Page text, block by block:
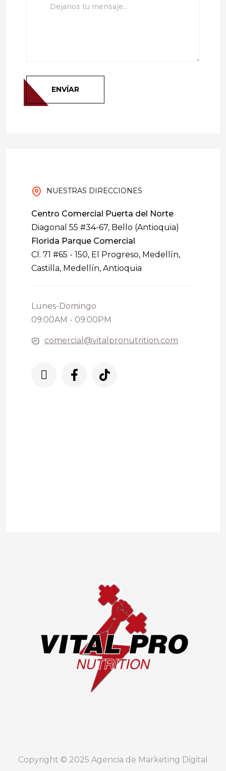
ENVÍAR
NUESTRAS DIRECCIONES
Centro Comercial Puerta del Norte
Diagonal 55 #34-67, Bello (Antioquia)
Florida Parque Comercial
Cl. 71 #65 - 150, El Progreso, Medellín,
Castilla, Medellín, Antioquia
Lunes-Domingo
09:00AM - 09:00PM
comercial@vitalpronutrition.com
Copyright © 2025 Agencia de Marketing Digital